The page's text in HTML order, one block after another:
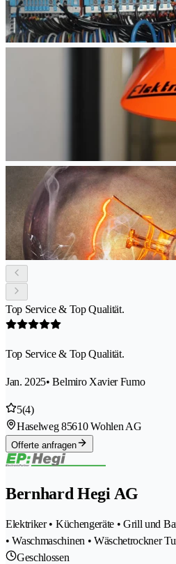
Top Service & Top Qualität.
Top Service & Top Qualität.
Jan. 2025• Belmiro Xavier Fumo
5(4)
Haselweg 85610 Wohlen AG
Offerte anfragen
Bernhard Hegi AG
Elektriker • Küchengeräte • Grill und
• Waschmaschinen • Wäschetrockner
Geschlossen